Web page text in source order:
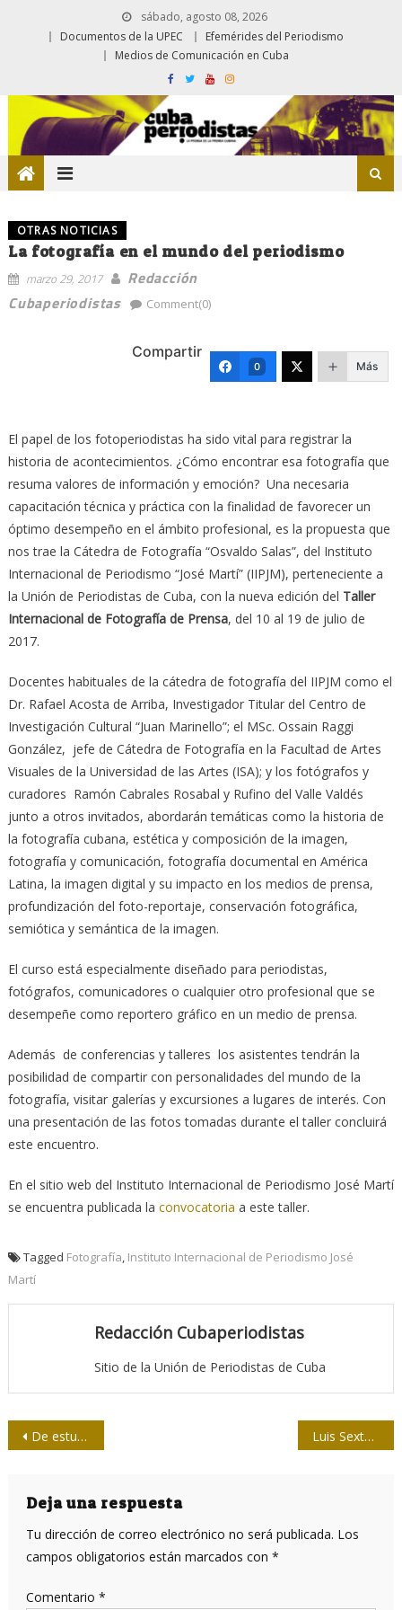
sábado, agosto 08, 2026
Documentos de la UPEC
Efemérides del Periodismo
Medios de Comunicación en Cuba
OTRAS NOTICIAS
La fotografía en el mundo del periodismo
marzo 29, 2017
Redacción
Cubaperiodistas
Comment(0)
Compartir
0 Más
El papel de los fotoperiodistas ha sido vital para registrar la
historia de acontecimientos. ¿Cómo encontrar esa fotografía que
resuma valores de información y emoción? Una necesaria
capacitación técnica y práctica con la finalidad de favorecer un
óptimo desempeño en el ámbito profesional, es la propuesta que
nos trae la Cátedra de Fotografía “Osvaldo Salas”, del Instituto
Internacional de Periodismo “José Martí” (IIPJM), perteneciente a
la Unión de Periodistas de Cuba, con la nueva edición del Taller
Internacional de Fotografía de Prensa, del 10 al 19 de julio de
2017.
Docentes habituales de la cátedra de fotografía del IIPJM como el
Dr. Rafael Acosta de Arriba, Investigador Titular del Centro de
Investigación Cultural “Juan Marinello”; el MSc. Ossain Raggi
González, jefe de Cátedra de Fotografía en la Facultad de Artes
Visuales de la Universidad de las Artes (ISA); y los fotógrafos y
curadores Ramón Cabrales Rosabal y Rufino del Valle Valdés
junto a otros invitados, abordarán temáticas como la historia de
la fotografía cubana, estética y composición de la imagen,
fotografía y comunicación, fotografía documental en América
Latina, la imagen digital y su impacto en los medios de prensa,
profundización del foto-reportaje, conservación fotográfica,
semiótica y semántica de la imagen.
El curso está especialmente diseñado para periodistas,
fotógrafos, comunicadores o cualquier otro profesional que se
desempeñe como reportero gráfico en un medio de prensa.
Además de conferencias y talleres los asistentes tendrán la
posibilidad de compartir con personalidades del mundo de la
fotografía, visitar galerías y excursiones a lugares de interés. Con
una presentación de las fotos tomadas durante el taller concluirá
este encuentro.
En el sitio web del Instituto Internacional de Periodismo José Martí
se encuentra publicada la convocatoria a este taller.
Tagged Fotografía, Instituto Internacional de Periodismo José
Martí
Redacción Cubaperiodistas
Sitio de la Unión de Periodistas de Cuba
Navegación
entradas
De estudios y deportes, conversando en la Universidad Luis Sexto y Matanzas: La aparente cordura de las cosas
Deja una respuesta
Tu dirección de correo electrónico no será publicada. Los
campos obligatorios están marcados con *
Comentario *